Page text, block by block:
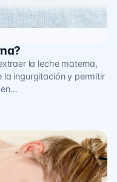
la leche materna,
la ingurgitación y permitir